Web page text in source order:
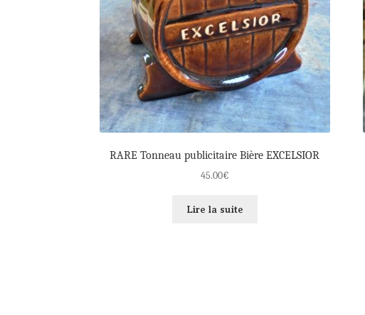
RARE Tonneau publicitaire Bière EXCELSIOR
45.00€
Lire la suite